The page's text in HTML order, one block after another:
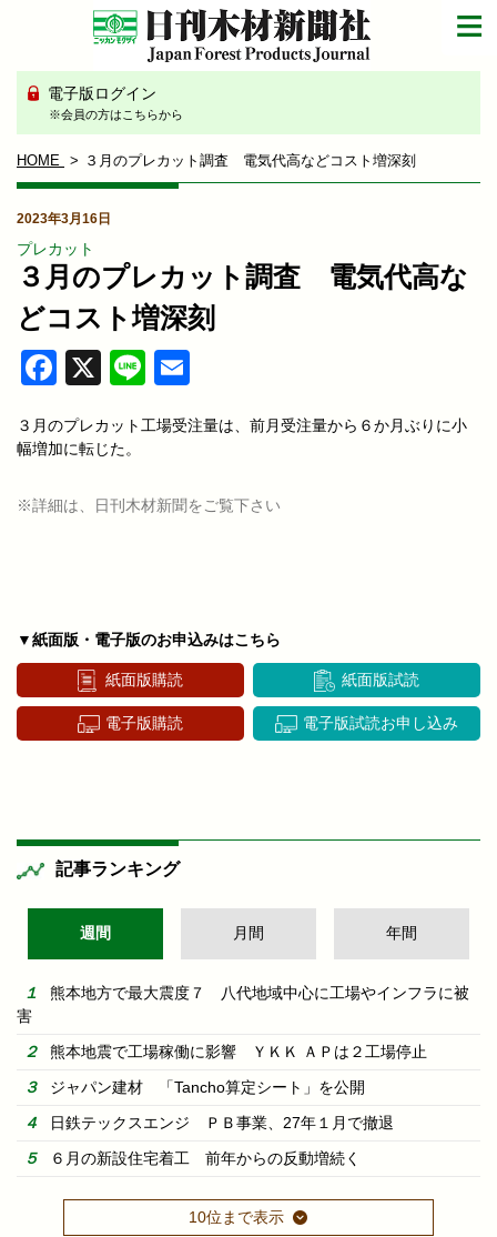
電子版ログイン
※会員の方はこちらから
HOME ３月のプレカット調査 電気代高などコスト増深刻
2023年3月16日
プレカット
３月のプレカット調査 電気代高な
どコスト増深刻
Facebook
X Line
３月のプレカット工場受注量は、前月受注量から６か月ぶりに小
幅増加に転じた。
※詳細は、日刊木材新聞をご覧下さい
▼紙面版・電子版のお申込みはこちら
紙面版購読 紙面版試読
電子版購読 電子版試読お申し込み
記事ランキング
週間 月間 年間
熊本地方で最大震度７ 八代地域中心に工場やインフラに被
害
熊本地震で工場稼働に影響 ＹＫＫ ＡＰは２工場停止
ジャパン建材 「Tancho算定シート」を公開
日鉄テックスエンジ ＰＢ事業、27年１月で撤退
６月の新設住宅着工 前年からの反動増続く
10位まで表示